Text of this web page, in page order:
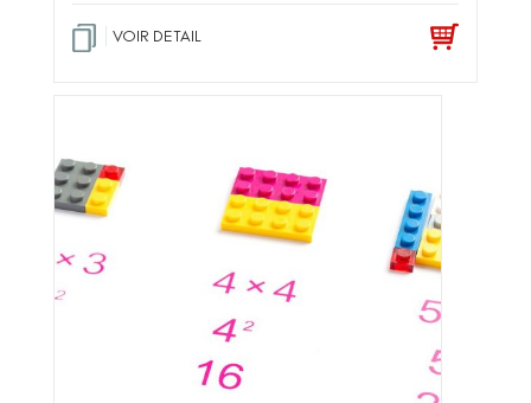
VOIR DETAIL